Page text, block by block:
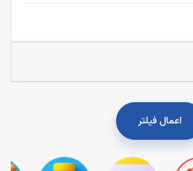
اعمال فیلتر